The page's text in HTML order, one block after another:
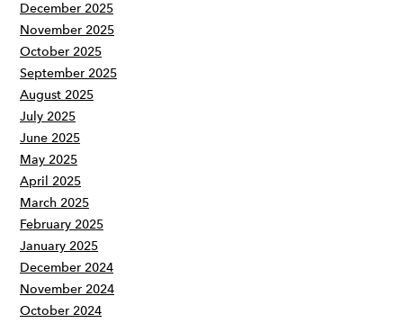
December 2025
November 2025
October 2025
September 2025
August 2025
July 2025
June 2025
May 2025
April 2025
March 2025
February 2025
January 2025
December 2024
November 2024
October 2024